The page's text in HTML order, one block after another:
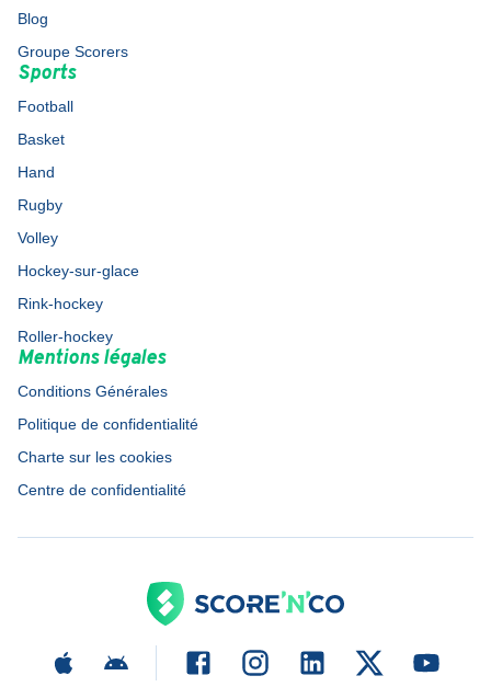
Blog
Groupe Scorers
Sports
Football
Basket
Hand
Rugby
Volley
Hockey-sur-glace
Rink-hockey
Roller-hockey
Mentions légales
Conditions Générales
Politique de confidentialité
Charte sur les cookies
Centre de confidentialité